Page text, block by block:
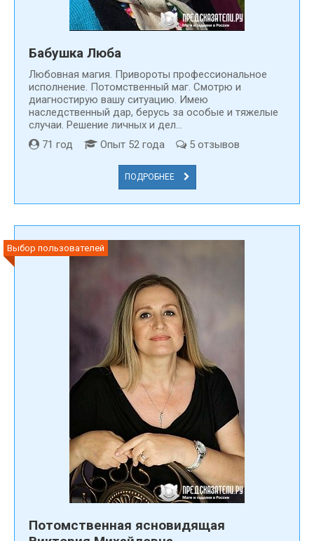
Бабушка Люба
Любовная магия. Привороты профессиональное
исполнение. Потомственный маг. Смотрю и
диагностирую вашу ситуацию. Имею
наследственный дар, берусь за особые и тяжелые
случаи. Решение личных и дел...
71 год
Опыт 52 года 5 отзывов
ПОДРОБНЕЕ
Выбор пользователей
Потомственная ясновидящая